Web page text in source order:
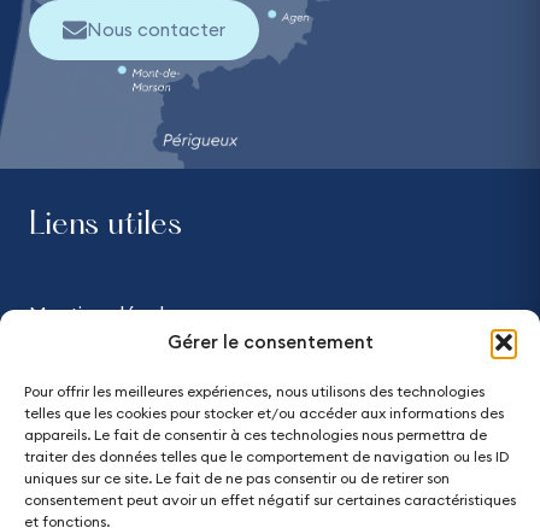
Gérer le consentement
Pour offrir les meilleures expériences, nous utilisons des technologies
telles que les cookies pour stocker et/ou accéder aux informations des
appareils. Le fait de consentir à ces technologies nous permettra de
traiter des données telles que le comportement de navigation ou les ID
uniques sur ce site. Le fait de ne pas consentir ou de retirer son
consentement peut avoir un effet négatif sur certaines caractéristiques
et fonctions.
Nous contacter
Liens utiles
Mentions légales
Accessibilité - partiellement conforme
Plan du site